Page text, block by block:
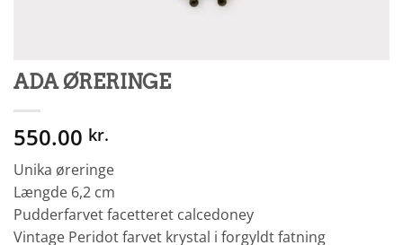
ADA ØRERINGE
550.00 kr.
Unika øreringe
Længde 6,2 cm
Pudderfarvet facetteret calcedoney
Vintage Peridot farvet krystal i forgyldt fatning